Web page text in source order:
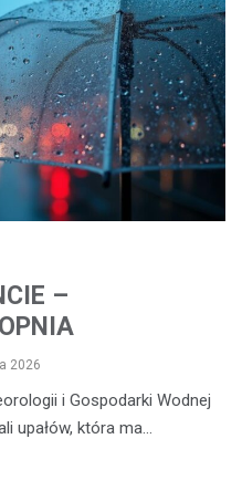
–
2026
i Gospodarki Wodnej
upałów, która ma…